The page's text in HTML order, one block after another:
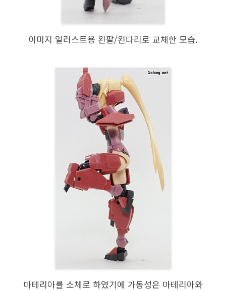
이미지 일러스트용 왼팔/왼다리로 교체한 모습.
마테리아를 소체로 하였기에 가동성은 마테리아와